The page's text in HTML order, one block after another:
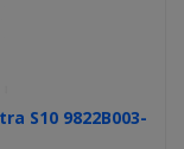
S10 9822B003-